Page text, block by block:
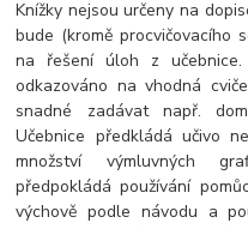
Knížky nejsou určeny na
bude (kromě procvičovacího
na řešení úloh z
odkazováno na vhodná
snadné zadávat např.
Učebnice předkládá učivo
množství výmluvných
předpokládá používání
výchově podle návodu a